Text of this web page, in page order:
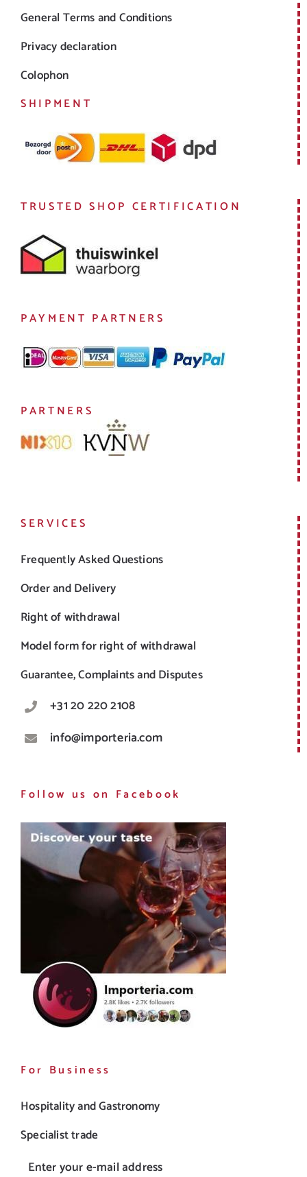
General Terms and Conditions
Privacy declaration
Colophon
SHIPMENT
TRUSTED SHOP CERTIFICATION
PAYMENT PARTNERS
PARTNERS
SERVICES
Frequently Asked Questions
Order and Delivery
Right of withdrawal
Model form for right of withdrawal
Guarantee, Complaints and Disputes
+31 20 220 2108
info@importeria.com
Follow us on Facebook
For Business
Hospitality and Gastronomy
Specialist trade
Enter your e-mail address